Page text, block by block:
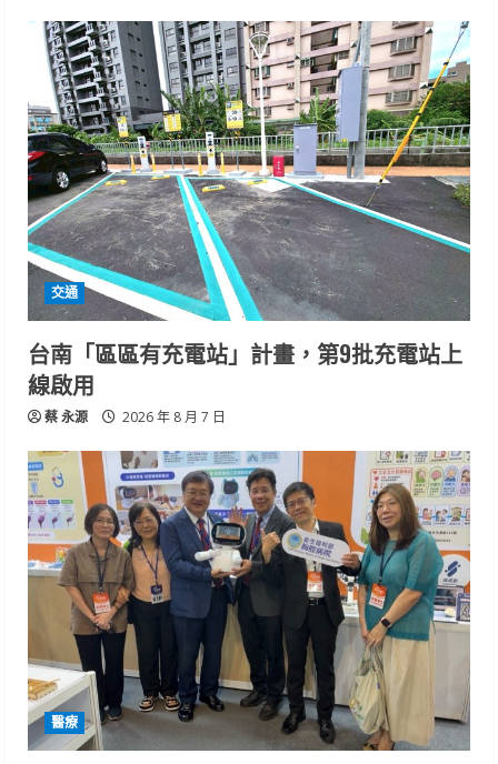
交通
台南「區區有充電站」計畫，第9批充電站上
線啟用
蔡 永源 2026 年 8 月 7 日
醫療